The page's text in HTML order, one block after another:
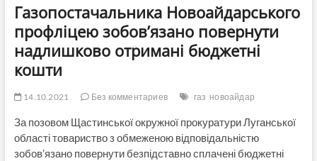
Газопостачальника Новоайдарського
профліцею зобов’язано повернути
надлишково отримані бюджетні
кошти
14.10.2021 Без комментариев газ новоайдар
За позовом Щастинської окружної прокуратури Луганської
області товариство з обмеженою відповідальністю
зобов’язано повернути безпідставно сплачені бюджетні